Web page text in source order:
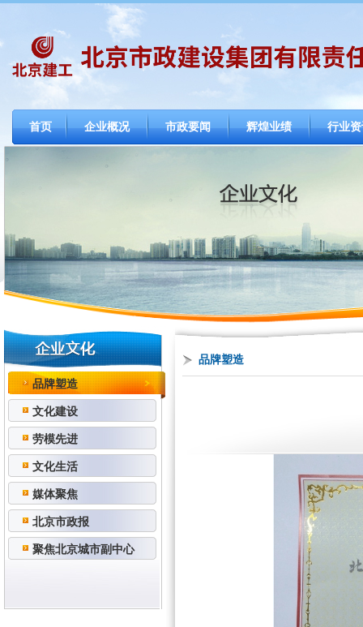
首页 企业概况 市政要闻 辉煌业绩 行业
品牌塑造
文化建设
劳模先进
文化生活
媒体聚焦
北京市政报
聚焦北京城市副中心
品牌塑造